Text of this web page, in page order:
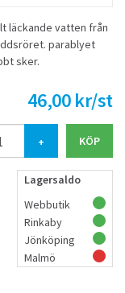
läckande vatten från
parablyet
sker.
46,00 kr/st
+
Lagersaldo
Webbutik
Rinkaby
Jönköping
Malmö